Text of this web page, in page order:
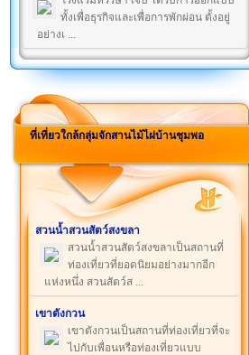
ทั้งเพื่อธุรกิจและเพื่อการพักผ่อน ตั้งอยู่
อย่างเ ...
ที่เที่ยวใกล้กลุ่มจักสานไม้ไผ่บ้านชุมพอ
สวนน้ำสวนสัตว์สงขลา
สวนน้ำสวนสัตว์สงขลาเป็นสถานที่
ท่องเที่ยวที่ยอดนิยมอย่างมากอีก
แห่งหนึ่ง สวนสัตว์ส ...
เขาตังกวน
เขาตังกวนเป็นสถานที่ท่องเที่ยวที่จะ
ไปกับเพื่อนหรือท่องเที่ยวแบบ